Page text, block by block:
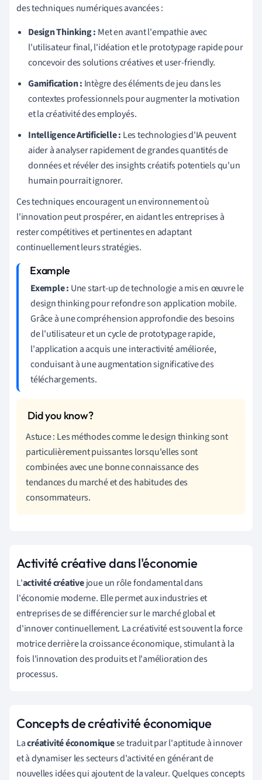
des techniques numériques avancées :
Design Thinking : Met en avant l'empathie avec
l'utilisateur final, l'idéation et le prototypage rapide pour
concevoir des solutions créatives et user-friendly.
Gamification : Intègre des éléments de jeu dans les
contextes professionnels pour augmenter la motivation
et la créativité des employés.
Intelligence Artificielle : Les technologies d'IA peuvent
aider à analyser rapidement de grandes quantités de
données et révéler des insights créatifs potentiels qu'un
humain pourrait ignorer.
Ces techniques encouragent un environnement où
l'innovation peut prospérer, en aidant les entreprises à
rester compétitives et pertinentes en adaptant
continuellement leurs stratégies.
Exemple : Une start-up de technologie a mis en œuvre le
design thinking pour refondre son application mobile.
Grâce à une compréhension approfondie des besoins
de l'utilisateur et un cycle de prototypage rapide,
l'application a acquis une interactivité améliorée,
conduisant à une augmentation significative des
téléchargements.
Astuce : Les méthodes comme le design thinking sont
particulièrement puissantes lorsqu'elles sont
combinées avec une bonne connaissance des
tendances du marché et des habitudes des
consommateurs.
Activité créative dans l'économie
L'activité créativejoue un rôle fondamental dans
l'économie moderne. Elle permet aux industries et
entreprises de se différencier sur le marché global et
d'innover continuellement. La créativité est souvent la force
motrice derrière la croissance économique, stimulant à la
fois l'innovation des produits et l'amélioration des
processus.
Concepts de créativité économique
Lacréativité économiquese traduit par l'aptitude à innover
et à dynamiser les secteurs d'activité en générant de
nouvelles idées qui ajoutent de la valeur. Quelques concepts